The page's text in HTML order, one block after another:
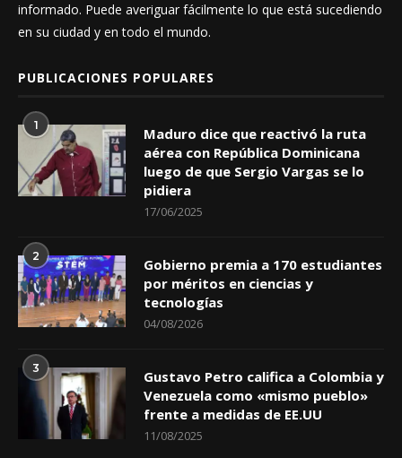
informado. Puede averiguar fácilmente lo que está sucediendo
en su ciudad y en todo el mundo.
PUBLICACIONES POPULARES
1
Maduro dice que reactivó la ruta
aérea con República Dominicana
luego de que Sergio Vargas se lo
pidiera
17/06/2025
2
Gobierno premia a 170 estudiantes
por méritos en ciencias y
tecnologías
04/08/2026
3
Gustavo Petro califica a Colombia y
Venezuela como «mismo pueblo»
frente a medidas de EE.UU
11/08/2025